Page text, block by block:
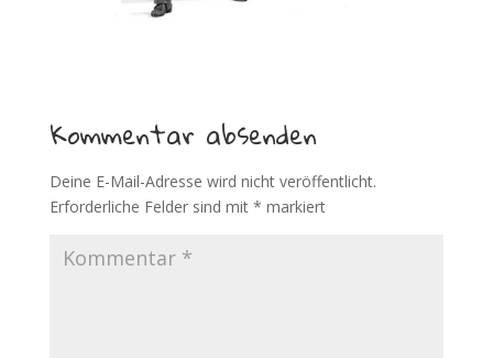
Kommentar absenden
Deine E-Mail-Adresse wird nicht veröffentlicht.
Erforderliche Felder sind mit * markiert